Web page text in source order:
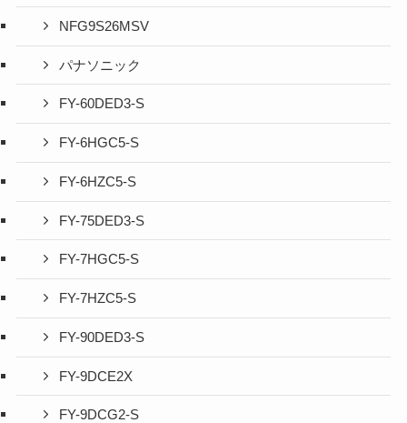
NFG9S26MSV
パナソニック
FY-60DED3-S
FY-6HGC5-S
FY-6HZC5-S
FY-75DED3-S
FY-7HGC5-S
FY-7HZC5-S
FY-90DED3-S
FY-9DCE2X
FY-9DCG2-S